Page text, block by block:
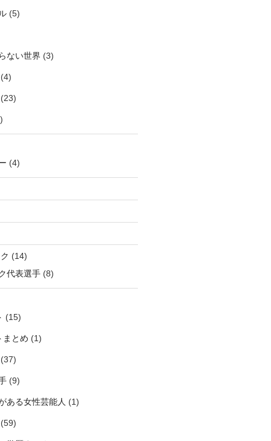
(5)
ない世界 (3)
(4)
(23)
(4)
(14)
代表選手(8)
(15)
まとめ (1)
(37)
(9)
ある女性芸能人 (1)
(59)